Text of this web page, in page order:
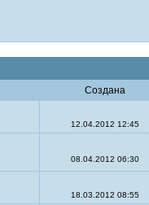
Создана
12.04.2012 12:45
08.04.2012 06:30
18.03.2012 08:55